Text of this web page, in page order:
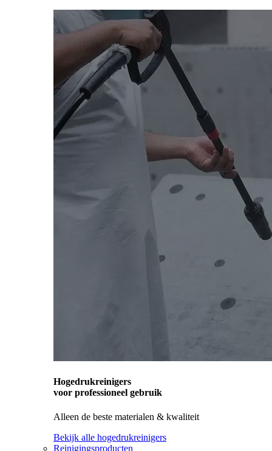
Hogedrukreinigers
voor professioneel gebruik
Alleen de beste materialen & kwaliteit
Bekijk alle hogedrukreinigers
Reinigingsproducten